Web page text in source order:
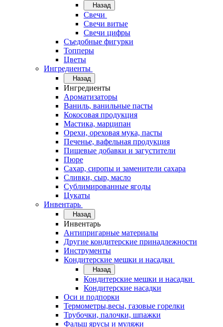
Назад
Свечи
Свечи витые
Свечи цифры
Съедобные фигурки
Топперы
Цветы
Ингредиенты
Назад
Ингредиенты
Ароматизаторы
Ваниль, ванильные пасты
Кокосовая продукция
Мастика, марципан
Орехи, ореховая мука, пасты
Печенье, вафельная продукция
Пищевые добавки и загустители
Пюре
Сахар, сиропы и заменители сахара
Сливки, сыр, масло
Сублимированные ягоды
Цукаты
Инвентарь
Назад
Инвентарь
Антипригарные материалы
Другие кондитерские принадлежности
Инструменты
Кондитерские мешки и насадки
Назад
Кондитерские мешки и насадки
Кондитерские насадки
Оси и подпорки
Термометры,весы, газовые горелки
Трубочки, палочки, шпажки
Фальш ярусы и муляжи